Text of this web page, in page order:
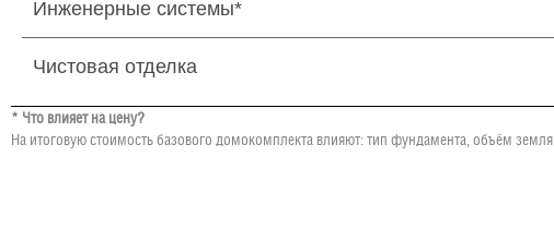
Инженерные системы*
Чистовая отделка
* Что влияет на цену?
На итоговую стоимость базового домокомплекта влияют: тип фундамента, объём